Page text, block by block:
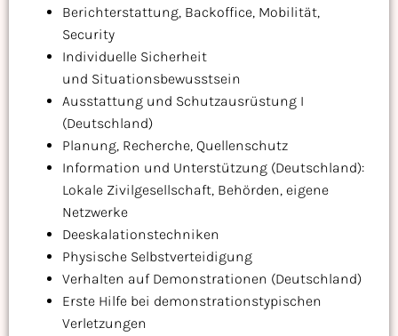
Berichterstattung, Backoffice, Mobilität,
Security
Individuelle Sicherheit
und Situationsbewusstsein
Ausstattung und Schutzausrüstung I
(Deutschland)
Planung, Recherche, Quellenschutz
Information und Unterstützung (Deutschland):
Lokale Zivilgesellschaft, Behörden, eigene
Netzwerke
Deeskalationstechniken
Physische Selbstverteidigung
Verhalten auf Demonstrationen (Deutschland)
Erste Hilfe bei demonstrationstypischen
Verletzungen